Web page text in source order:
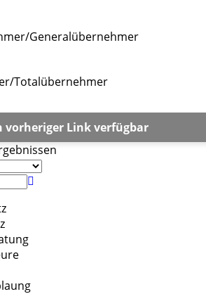
Generalübernehmer
Totalübernehmer
vorheriger Link verfügbar